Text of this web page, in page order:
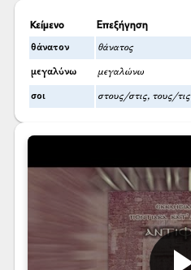
Κείμενο Επεξήγηση
θάνατον θάνατος
μεγαλύνω μεγαλώνω
σοι στους/στις, τους/τις